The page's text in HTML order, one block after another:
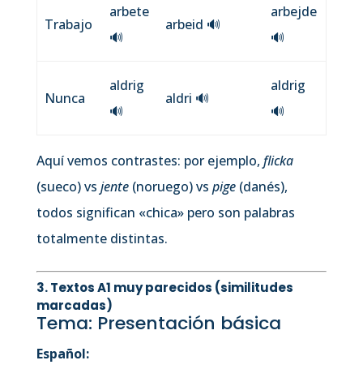
Trabajo
arbete
🔊
arbeid 🔊
arbejde
🔊
Nunca
aldrig
🔊
aldri 🔊
aldrig
🔊
Aquí vemos contrastes: por ejemplo, flicka
(sueco) vs jente(noruego) vs pige(danés),
todos significan «chica» pero son palabras
totalmente distintas.
3. Textos A1 muy parecidos (similitudes
marcadas)
Tema: Presentación básica
Español: